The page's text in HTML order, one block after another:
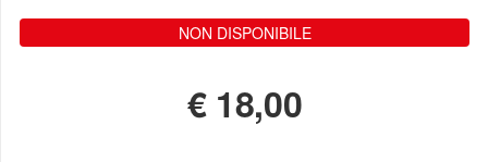
NON DISPONIBILE
€ 18,00